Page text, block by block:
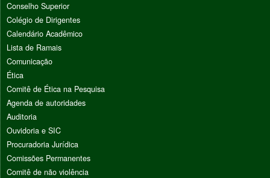
Conselho Superior
Colégio de Dirigentes
Calendário Acadêmico
Lista de Ramais
Comunicação
Ética
Comitê de Ética na Pesquisa
Agenda de autoridades
Auditoria
Ouvidoria e SIC
Procuradoria Jurídica
Comissões Permanentes
Comitê de não violência